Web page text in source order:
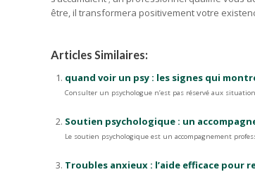
être, il transformera positivement votre
Articles Similaires:
quand voir un psy : les signes qui
Consulter un psychologue n’est pas réservé aux
Soutien psychologique : un
Le soutien psychologique est un accompagnement
Troubles anxieux : l’aide efficace pour